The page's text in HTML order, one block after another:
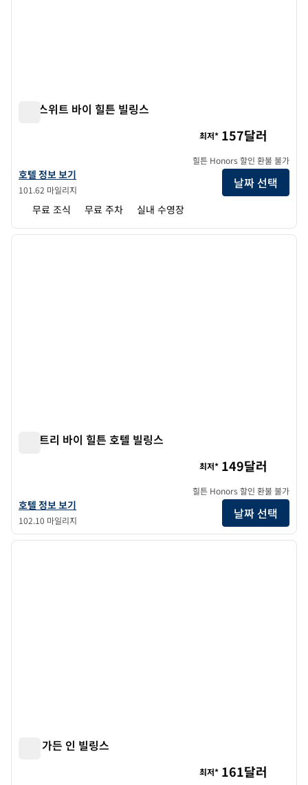
홈2 스위트 바이 힐튼 빌링스
홈2 스위트 바이 힐튼 빌링스의 호텔 정보 보기
호텔 정보 보기
101.62 마일리지
최저* 157달러
힐튼 Honors 할인 환불 불가
날짜 선택
무료 조식 무료 주차 실내 수영장
1/12
1/12
다음
더블트리 바이 힐튼 호텔 빌링스
더블트리 바이 힐튼 호텔 빌링스의 호텔 정보 보기
호텔 정보 보기
102.10 마일리지
최저* 149달러
힐튼 Honors 할인 환불 불가
날짜 선택
1/12
1/12
다음
힐튼 가든 인 빌링스
최저* 161달러